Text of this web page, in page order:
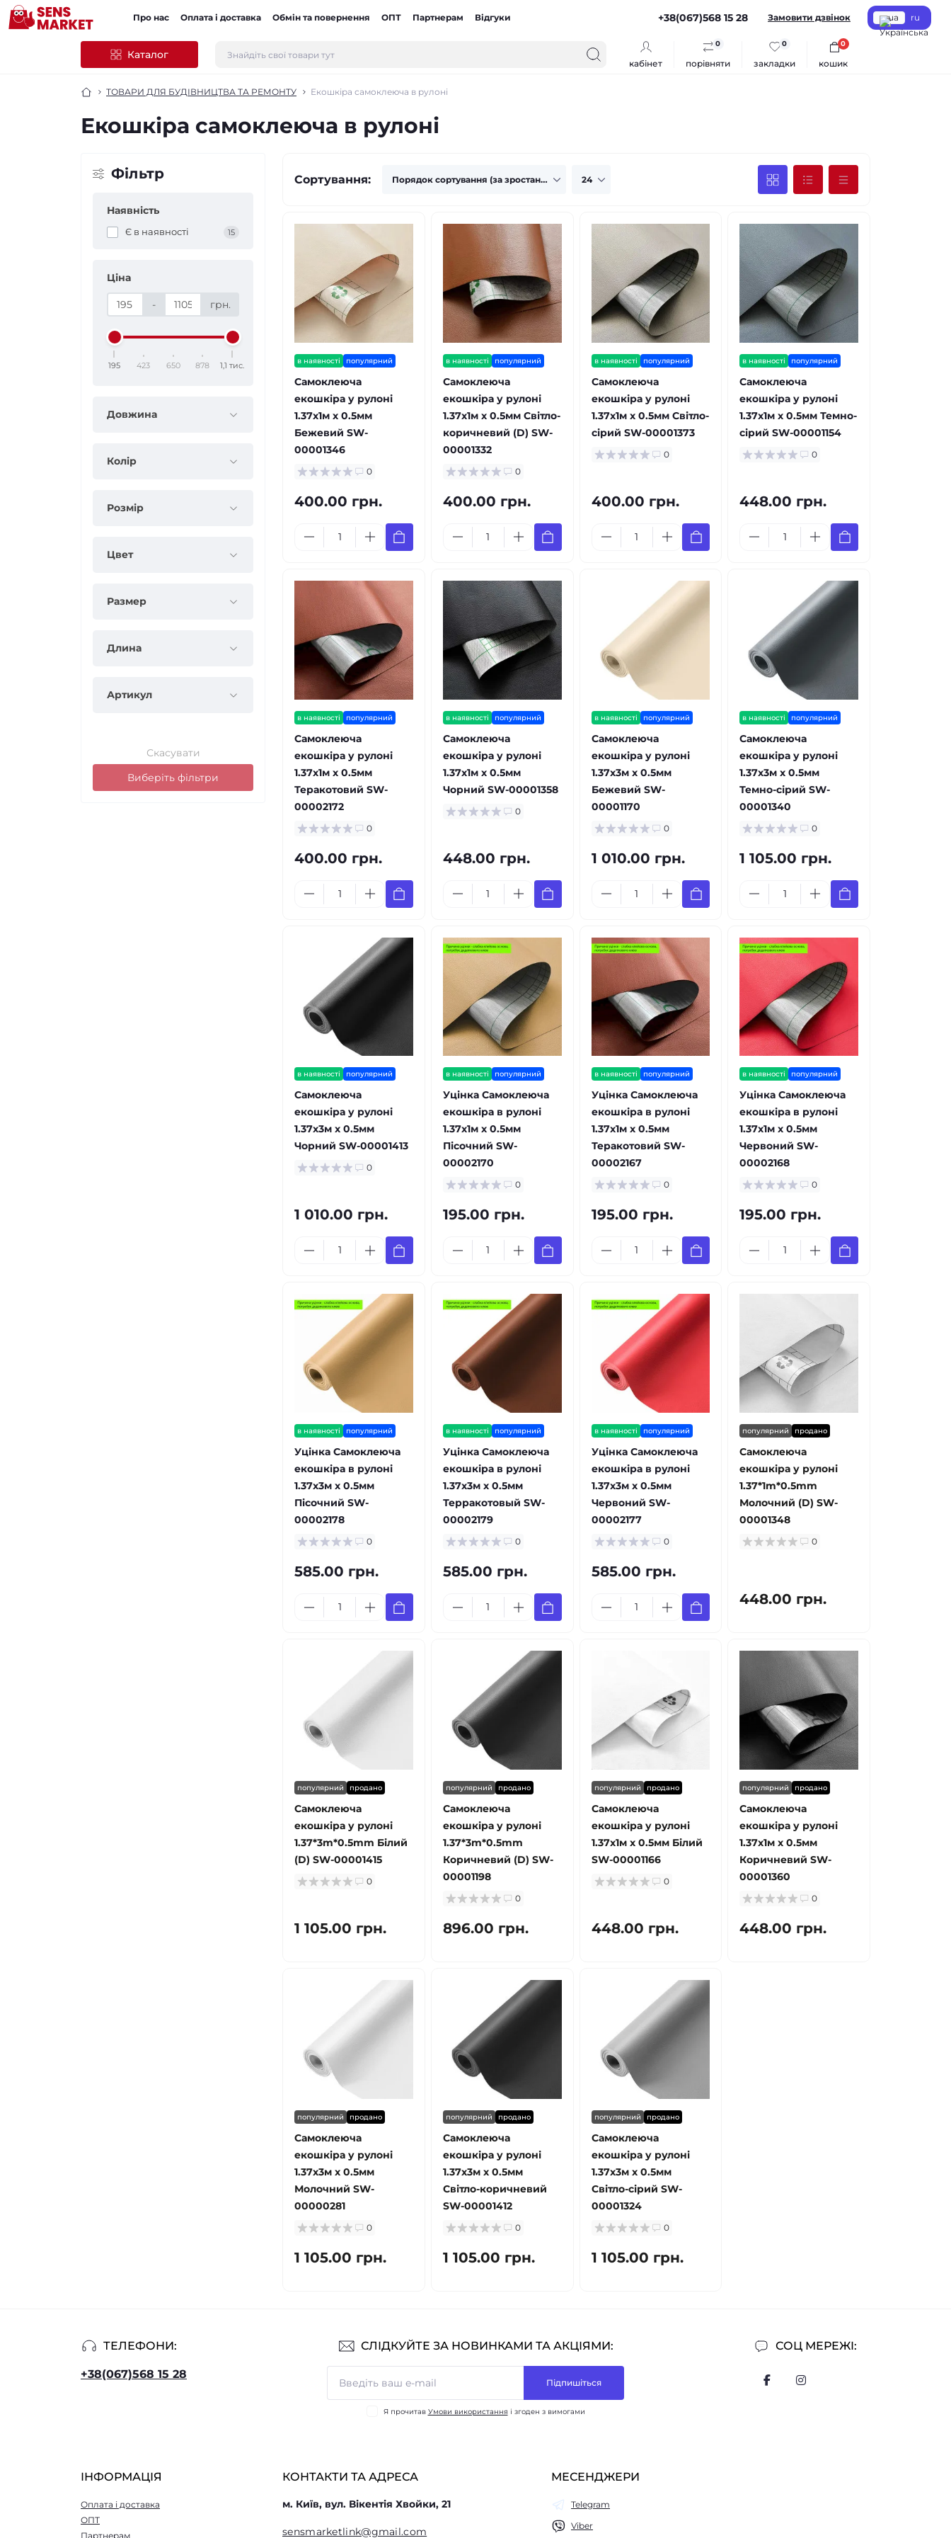
Про нас Оплата і доставка Обмін та повернення ОПТ Партнерам Відгуки +38(067)568 15 28 Замовити дзвінок ua ru
Каталог
кабінет порівняти
0
закладки
0
кошик
0
ТОВАРИ ДЛЯ БУДІВНИЦТВА ТА РЕМОНТУ Екошкіра самоклеюча в рулоні
Екошкіра самоклеюча в рулоні
Фільтр
Наявність
Є в наявності 15
Ціна
- грн.
195 423 650 878 1,1 тис.
Довжина
Колір
Розмір
Цвет
Размер
Длина
Артикул
Скасувати
Виберіть фільтри
Сортування:
в наявності популярний
Самоклеюча
екошкіра у рулоні
1.37х1м х 0.5мм
Бежевий SW-
00001346
0
400.00 грн.
в наявності популярний
Самоклеюча
екошкіра у рулоні
1.37х1м х 0.5мм Світло-
коричневий (D) SW-
00001332
0
400.00 грн.
в наявності популярний
Самоклеюча
екошкіра у рулоні
1.37х1м х 0.5мм Світло-
сірий SW-00001373
0
400.00 грн.
в наявності популярний
Самоклеюча
екошкіра у рулоні
1.37х1м х 0.5мм Темно-
сірий SW-00001154
0
448.00 грн.
в наявності популярний
Самоклеюча
екошкіра у рулоні
1.37х1м х 0.5мм
Теракотовий SW-
00002172
0
400.00 грн.
в наявності популярний
Самоклеюча
екошкіра у рулоні
1.37х1м х 0.5мм
Чорний SW-00001358
0
448.00 грн.
в наявності популярний
Самоклеюча
екошкіра у рулоні
1.37х3м х 0.5мм
Бежевий SW-
00001170
0
1 010.00 грн.
в наявності популярний
Самоклеюча
екошкіра у рулоні
1.37х3м х 0.5мм
Темно-сірий SW-
00001340
0
1 105.00 грн.
в наявності популярний
Самоклеюча
екошкіра у рулоні
1.37х3м х 0.5мм
Чорний SW-00001413
0
1 010.00 грн.
в наявності популярний
Уцінка Самоклеюча
екошкіра в рулоні
1.37х1м х 0.5мм
Пісочний SW-
00002170
0
195.00 грн.
в наявності популярний
Уцінка Самоклеюча
екошкіра в рулоні
1.37х1м х 0.5мм
Теракотовий SW-
00002167
0
195.00 грн.
в наявності популярний
Уцінка Самоклеюча
екошкіра в рулоні
1.37х1м х 0.5мм
Червоний SW-
00002168
0
195.00 грн.
в наявності популярний
Уцінка Самоклеюча
екошкіра в рулоні
1.37х3м х 0.5мм
Пісочний SW-
00002178
0
585.00 грн.
в наявності популярний
Уцінка Самоклеюча
екошкіра в рулоні
1.37х3м х 0.5мм
Терракотовый SW-
00002179
0
585.00 грн.
в наявності популярний
Уцінка Самоклеюча
екошкіра в рулоні
1.37х3м х 0.5мм
Червоний SW-
00002177
0
585.00 грн.
популярний продано
Самоклеюча
екошкіра у рулоні
1.37*1m*0.5mm
Молочний (D) SW-
00001348
0
448.00 грн.
популярний продано
Самоклеюча
екошкіра у рулоні
1.37*3m*0.5mm Білий
(D) SW-00001415
0
1 105.00 грн.
популярний продано
Самоклеюча
екошкіра у рулоні
1.37*3m*0.5mm
Коричневий (D) SW-
00001198
0
896.00 грн.
популярний продано
Самоклеюча
екошкіра у рулоні
1.37х1м х 0.5мм Білий
SW-00001166
0
448.00 грн.
популярний продано
Самоклеюча
екошкіра у рулоні
1.37х1м х 0.5мм
Коричневий SW-
00001360
0
448.00 грн.
популярний продано
Самоклеюча
екошкіра у рулоні
1.37х3м х 0.5мм
Молочний SW-
00000281
0
1 105.00 грн.
популярний продано
Самоклеюча
екошкіра у рулоні
1.37х3м х 0.5мм
Світло-коричневий
SW-00001412
0
1 105.00 грн.
популярний продано
Самоклеюча
екошкіра у рулоні
1.37х3м х 0.5мм
Світло-сірий SW-
00001324
0
1 105.00 грн.
ТЕЛЕФОНИ:
+38(067)568 15 28
СОЦ МЕРЕЖІ:
СЛІДКУЙТЕ ЗА НОВИНКАМИ ТА АКЦІЯМИ:
Підпишіться
Я прочитав Умови використання і згоден з вимогами
ІНФОРМАЦІЯ
Оплата і доставка
ОПТ
Партнерам
КОНТАКТИ ТА АДРЕСА
м. Київ, вул. Вікентія Хвойки, 21
sensmarketlink@gmail.com
МЕСЕНДЖЕРИ
Telegram
Viber